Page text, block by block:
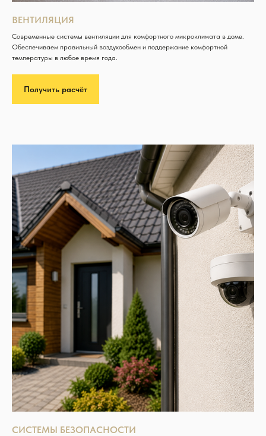
ВЕНТИЛЯЦИЯ
Современные системы вентиляции для комфортного микроклимата в доме.
Обеспечиваем правильный воздухообмен и поддержание комфортной
температуры в любое время года.
Получить расчёт
СИСТЕМЫ БЕЗОПАСНОСТИ